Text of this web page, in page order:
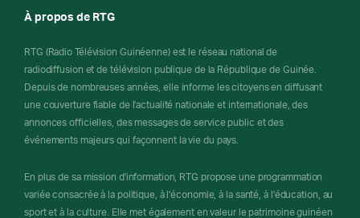
À propos de RTG
RTG (Radio Télévision Guinéenne) est le réseau national de
radiodiffusion et de télévision publique de la République de Guinée.
Depuis de nombreuses années, elle informe les citoyens en diffusant
une couverture fiable de l'actualité nationale et internationale, des
annonces officielles, des messages de service public et des
événements majeurs qui façonnent la vie du pays.
En plus de sa mission d'information, RTG propose une programmation
variée consacrée à la politique, à l'économie, à la santé, à l'éducation, au
sport et à la culture. Elle met également en valeur le patrimoine guinéen